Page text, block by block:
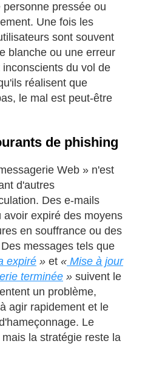
pressée ou
Une fois les
sont souvent
blanche ou une erreur
du vol de
réalisent que
le mal est peut-être
de phishing
Web » n'est
d'autres
Des e-mails
expiré des moyens
en souffrance ou des
messages tels que
expiré » et « Mise à jour
terminée » suivent le
un problème,
agir rapidement et le
Le
la stratégie reste la